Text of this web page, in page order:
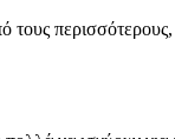
περισσότερους,